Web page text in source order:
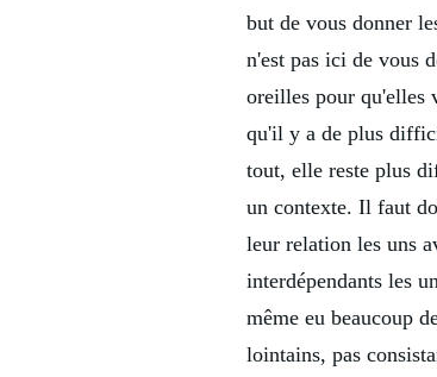
but de vous donner
n'est pas ici de vous
oreilles pour qu'elles
qu'il y a de plus
tout, elle reste plus
un contexte. Il faut
leur relation les uns
interdépendants les
même eu beaucoup
lointains, pas